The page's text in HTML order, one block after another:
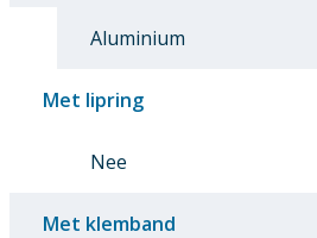
Aluminium
Met lipring
Nee
Met klemband